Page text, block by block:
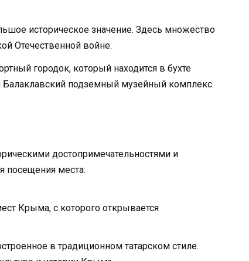
историческое значение. Здесь множество
Отечественной войне.
городок, который находится в бухте
Балаклавский подземный музейный комплекс.
достопримечательностями и
посещения места:
Крыма, с которого открывается
в традиционном татарском стиле.